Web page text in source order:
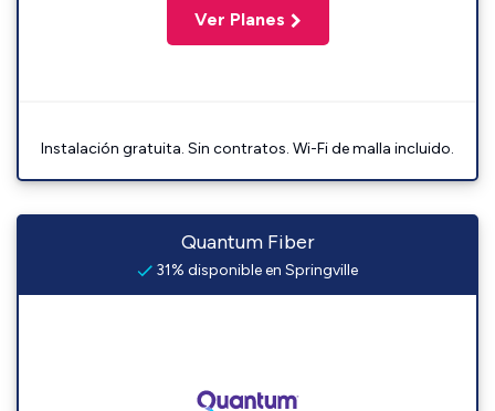
Ver Planes
Instalación gratuita. Sin contratos. Wi-Fi de malla incluido.
Quantum Fiber
31% disponible en Springville